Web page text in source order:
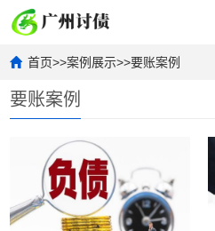
首页>>案例展示>>要账案例
要账案例